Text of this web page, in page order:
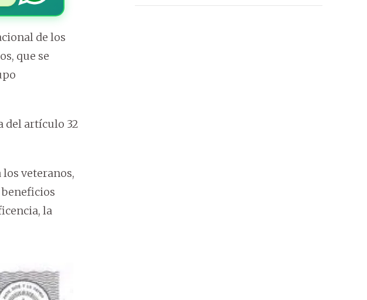
de los
que se
del artículo 32
veteranos,
la